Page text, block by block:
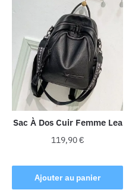
plusieurs
variations.
Les
options
peuvent
être
choisies
sur
la
page
produit
Sac À Dos Cuir Femme Lea
119,90€
Ajouter au panier